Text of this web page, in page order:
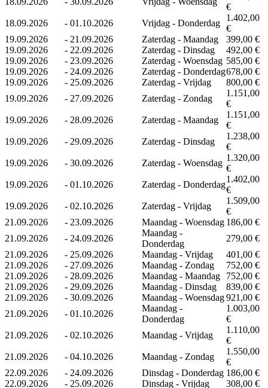
€
18.09.2026
- 01.10.2026 Vrijdag - Donderdag
1.402,00
€
19.09.2026
- 21.09.2026 Zaterdag - Maandag
399,00 €
19.09.2026
- 22.09.2026 Zaterdag - Dinsdag
492,00 €
19.09.2026
- 23.09.2026 Zaterdag - Woensdag 585,00 €
19.09.2026
- 24.09.2026 Zaterdag - Donderdag678,00 €
19.09.2026
- 25.09.2026 Zaterdag - Vrijdag
800,00 €
19.09.2026
- 27.09.2026 Zaterdag - Zondag
1.151,00
€
19.09.2026
- 28.09.2026 Zaterdag - Maandag
1.151,00
€
19.09.2026
- 29.09.2026 Zaterdag - Dinsdag
1.238,00
€
19.09.2026
- 30.09.2026 Zaterdag - Woensdag
1.320,00
€
19.09.2026
- 01.10.2026 Zaterdag - Donderdag
1.402,00
€
19.09.2026
- 02.10.2026 Zaterdag - Vrijdag
1.509,00
€
21.09.2026
- 23.09.2026 Maandag - Woensdag 186,00 €
21.09.2026
- 24.09.2026
Maandag -
Donderdag
279,00 €
21.09.2026
- 25.09.2026 Maandag - Vrijdag
401,00 €
21.09.2026
- 27.09.2026 Maandag - Zondag
752,00 €
21.09.2026
- 28.09.2026 Maandag - Maandag
752,00 €
21.09.2026
- 29.09.2026 Maandag - Dinsdag
839,00 €
21.09.2026
- 30.09.2026 Maandag - Woensdag921,00 €
21.09.2026
- 01.10.2026
Maandag -
Donderdag
1.003,00
€
21.09.2026
- 02.10.2026 Maandag - Vrijdag
1.110,00
€
21.09.2026
- 04.10.2026 Maandag - Zondag
1.550,00
€
22.09.2026
- 24.09.2026 Dinsdag - Donderdag 186,00 €
22.09.2026
- 25.09.2026 Dinsdag - Vrijdag 308,00 €